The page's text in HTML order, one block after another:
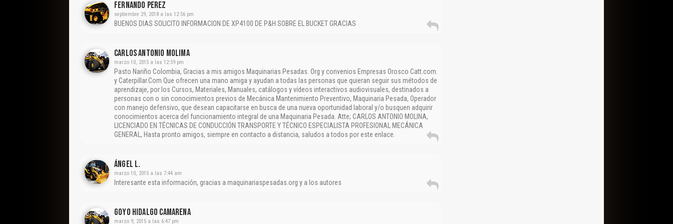
Fernando Perez
septiembre 29, 2018 a las 12:56 pm
BUENOS DIAS SOLICITO INFORMACION DE XP4100 DE P&H SOBRE EL BUCKET GRACIAS
CARLOS ANTONIO MOLIMA
marzo 10, 2015 a las 12:59 pm
Pasto Nariño Colombia, Gracias a mis amigos Maquinarias Pesadas. Org y convenios Empresas Orosco Catt.com.
y Caterpillar.Com Que ofrecen una mano amiga y ayudan a todas las personas que quieran seguir sus métodos de
aprendizaje, por los Cursos, Materiales, Manuales, catálogos y vídeos interactivos audiovisuales, destinados a
personas con o sin conocimientos previos de Mecánica Mantenimiento Preventivo, Maquinaria Pesada, Operador
con manejo defensivo, que desean capacitarse en busca de una nueva oportunidad laboral y/o busquen adquirir
conocimientos acerca del funcionamiento integral de una Maquinaria Pesada. Atte; CARLOS ANTONIO MOLINA,
LICENCIADO EN TÉCNICAS DE CONDUCCIÓN TRANSPORTE Y TÉCNICO ESPECIALISTA PROFESIONAL MECÁNICA
GENERAL, Hasta pronto amigos, siempre en contacto a distancia, saludos a todos por este enlace.
Ángel L.
marzo 10, 2015 a las 7:44 am
Interesante esta información, gracias a maquinariaspesadas.org y a los autores
Goyo Hidalgo Camarena
marzo 9, 2015 a las 6:47 pm